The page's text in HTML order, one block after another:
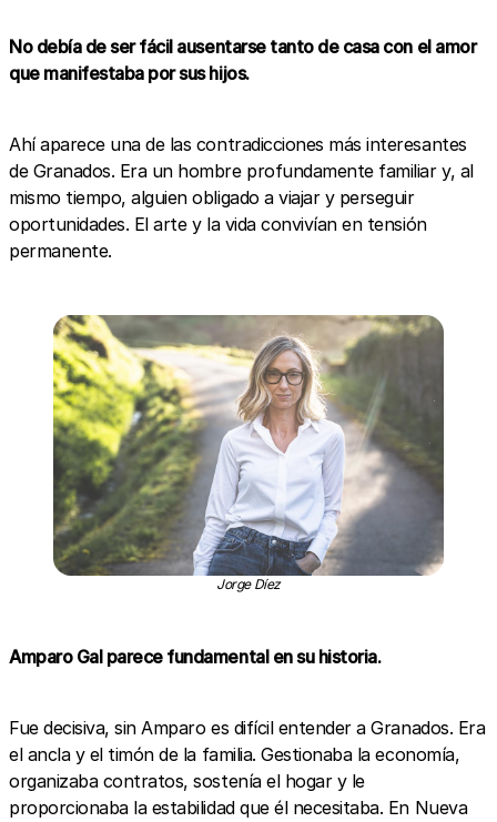
No debía de ser fácil ausentarse tanto de casa con el amor
que manifestaba por sus hijos.
Ahí aparece una de las contradicciones más interesantes
de Granados. Era un hombre profundamente familiar y, al
mismo tiempo, alguien obligado a viajar y perseguir
oportunidades. El arte y la vida convivían en tensión
permanente.
Jorge Díez
Amparo Gal parece fundamental en su historia.
Fue decisiva, sin Amparo es difícil entender a Granados. Era
el ancla y el timón de la familia. Gestionaba la economía,
organizaba contratos, sostenía el hogar y le
proporcionaba la estabilidad que él necesitaba. En Nueva